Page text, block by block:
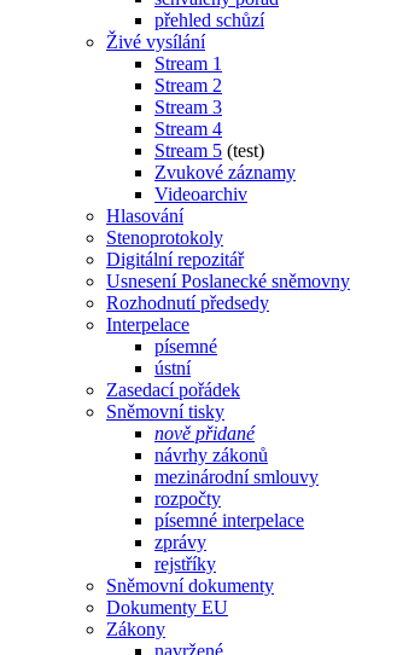
přehled schůzí
Živé vysílání
Stream 1
Stream 2
Stream 3
Stream 4
Stream 5 (test)
Zvukové záznamy
Videoarchiv
Hlasování
Stenoprotokoly
Digitální repozitář
Usnesení Poslanecké sněmovny
Rozhodnutí předsedy
Interpelace
písemné
ústní
Zasedací pořádek
Sněmovní tisky
nově přidané
návrhy zákonů
mezinárodní smlouvy
rozpočty
písemné interpelace
zprávy
rejstříky
Sněmovní dokumenty
Dokumenty EU
Zákony
navržené